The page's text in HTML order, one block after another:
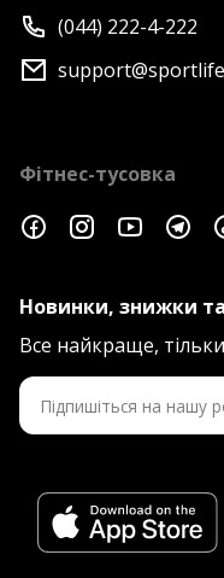
(044) 222-4-222
Фітнес-тусовка
Новинки, знижки
Все найкраще,